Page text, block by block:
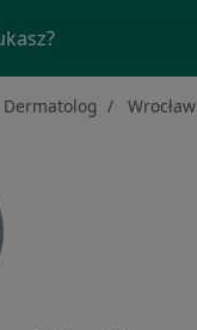
Dermatolog Wrocław